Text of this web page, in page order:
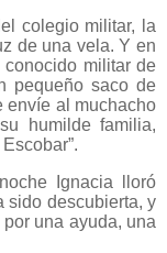
colegio militar, la
de una vela. Y en
militar de
pequeño saco de
envíe al muchacho
humilde familia,
Ignacia lloró
sido descubierta, y
una ayuda, una